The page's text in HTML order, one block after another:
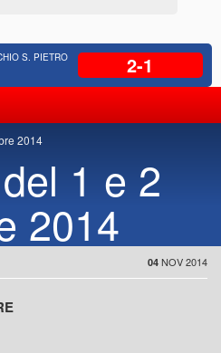
S. PIETRO 2-1
2014
1 e 2
2014
04 NOV 2014